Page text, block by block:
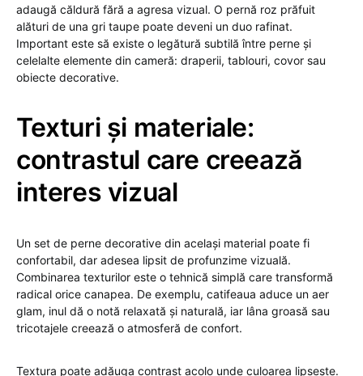
adaugă căldură fără a agresa vizual. O pernă roz prăfuit
alături de una gri taupe poate deveni un duo rafinat.
Important este să existe o legătură subtilă între perne și
celelalte elemente din cameră: draperii, tablouri, covor sau
obiecte decorative.
Texturi și materiale:
contrastul care creează
interes vizual
Un set de perne decorative din același material poate fi
confortabil, dar adesea lipsit de profunzime vizuală.
Combinarea texturilor este o tehnică simplă care transformă
radical orice canapea. De exemplu, catifeaua aduce un aer
glam, inul dă o notă relaxată și naturală, iar lâna groasă sau
tricotajele creează o atmosferă de confort.
Textura poate adăuga contrast acolo unde culoarea lipsește.